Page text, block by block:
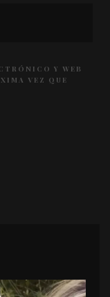
Y WEB
VEZ QUE